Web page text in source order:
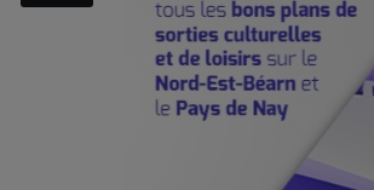
C'ÉTAIT QUOI CE TITRE ?